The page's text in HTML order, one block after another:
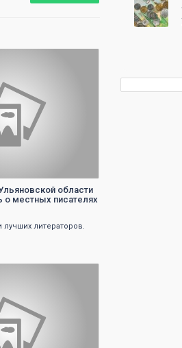
области
о местных писателях
лучших литераторов.